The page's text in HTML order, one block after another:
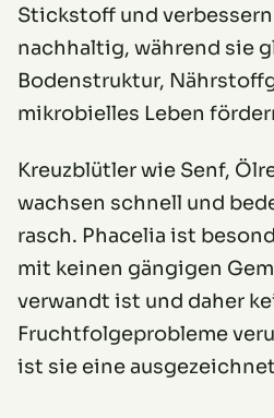
Stickstoff und
nachhaltig, während sie
Bodenstruktur,
mikrobielles Leben
Kreuzblütler wie Senf,
wachsen schnell und
rasch. Phacelia ist
mit keinen gängigen
verwandt ist und daher
Fruchtfolgeprobleme
ist sie eine